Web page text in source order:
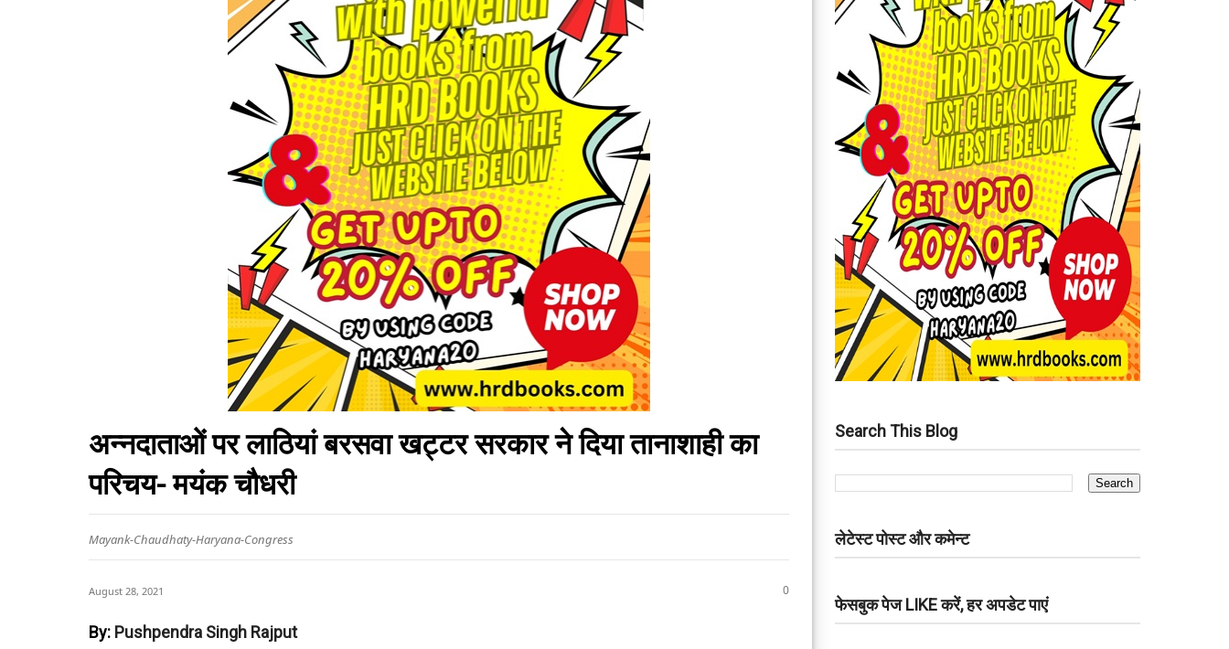
अन्नदाताओं पर लाठियां बरसवा खट्टर सरकार ने दिया तानाशाही का
परिचय- मयंक चौधरी
Mayank-Chaudhaty-Haryana-Congress
August 28, 2021 0
By: Pushpendra Singh Rajput
Search This Blog
लेटेस्ट पोस्ट और कमेन्ट
फेसबुक पेज LIKE करें, हर अपडेट पाएं